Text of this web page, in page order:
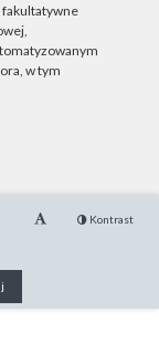
fakultatywne
w tym
Kontrast